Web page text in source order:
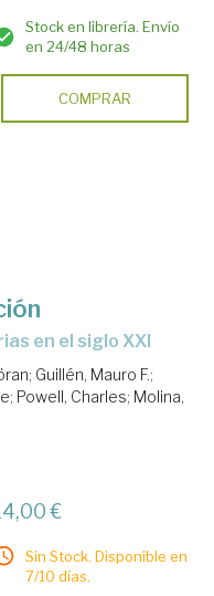
Stock en librería. Envío
en 24/48 horas
COMPRAR
en el siglo XXI
; Guillén, Mauro F.;
; Powell, Charles; Molina,
€
Sin Stock. Disponible en
7/10 días.